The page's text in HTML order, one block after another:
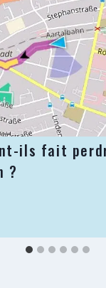
ils fait
?